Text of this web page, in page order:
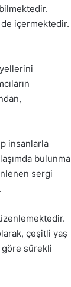
de içermektedir.
insanlarla
bulunma
sergi
çeşitli yaş
göre sürekli